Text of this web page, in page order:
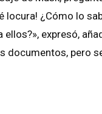
¿Cómo lo
expresó,
documentos, pero